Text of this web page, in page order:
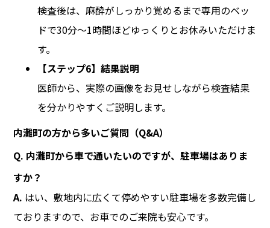
検査後は、麻酔がしっかり覚めるまで専用のベッ
ドで30分〜1時間ほどゆっくりとお休みいただけま
す。
【ステップ6】結果説明
医師から、実際の画像をお見せしながら検査結果
を分かりやすくご説明します。
内灘町の方から多いご質問（Q&A）
Q. 内灘町から車で通いたいのですが、駐車場はありま
すか？
A. はい、敷地内に広くて停めやすい駐車場を多数完備し
ておりますので、お車でのご来院も安心です。